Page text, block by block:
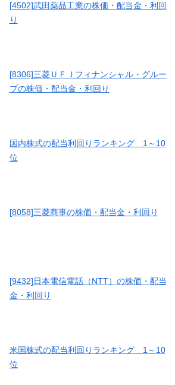
[4502]武田薬品工業の株価・配当金・利回
り
[8306]三菱ＵＦＪフィナンシャル・グルー
プの株価・配当金・利回り
国内株式の配当利回りランキング 1～10
位
[8058]三菱商事の株価・配当金・利回り
[9432]日本電信電話（NTT）の株価・配当
金・利回り
米国株式の配当利回りランキング 1～10
位